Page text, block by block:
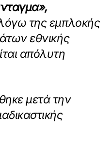
της εμπλοκής
εθνικής
απόλυτη
μετά την